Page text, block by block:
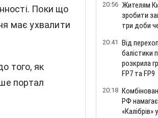
Поки що
має ухвалити
того, як
портал
20:56 Жителям
зробити
три доби
20:41 Від
балістики
розкрила
FP7 та FP9
20:18
РФ